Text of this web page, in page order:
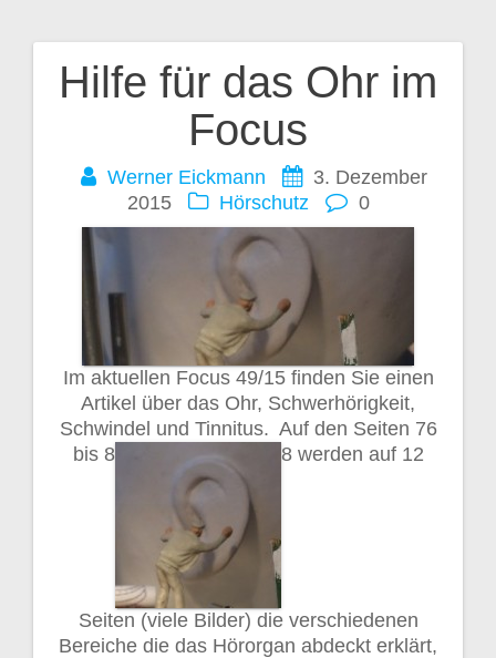
Hilfe für das Ohr im
Focus
Werner Eickmann
3. Dezember
2015
Hörschutz 0
Im aktuellen Focus 49/15 finden Sie einen
Artikel über das Ohr, Schwerhörigkeit,
Schwindel und Tinnitus. Auf den Seiten 76
bis 8
8 werden auf 12
Seiten (viele Bilder) die verschiedenen
Bereiche die das Hörorgan abdeckt erklärt,
Beitragsnavigation